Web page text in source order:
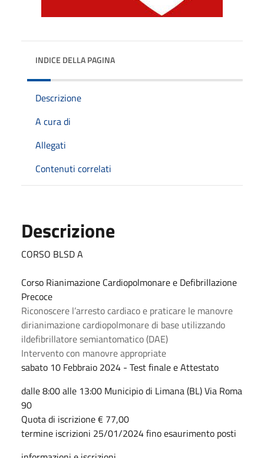
INDICE DELLA PAGINA
Descrizione
A cura di
Allegati
Contenuti correlati
Descrizione
CORSO BLSD A
Corso Rianimazione Cardiopolmonare e Defibrillazione
Precoce
Riconoscere l’arresto cardiaco e praticare le manovre
dirianimazione cardiopolmonare di base utilizzando
ildefibrillatore semiantomatico (DAE)
Intervento con manovre appropriate
sabato 10 Febbraio 2024 - Test finale e Attestato
dalle 8:00 alle 13:00 Municipio di Limana (BL) Via Roma
90
Quota di iscrizione € 77,00
termine iscrizioni 25/01/2024 fino esaurimento posti